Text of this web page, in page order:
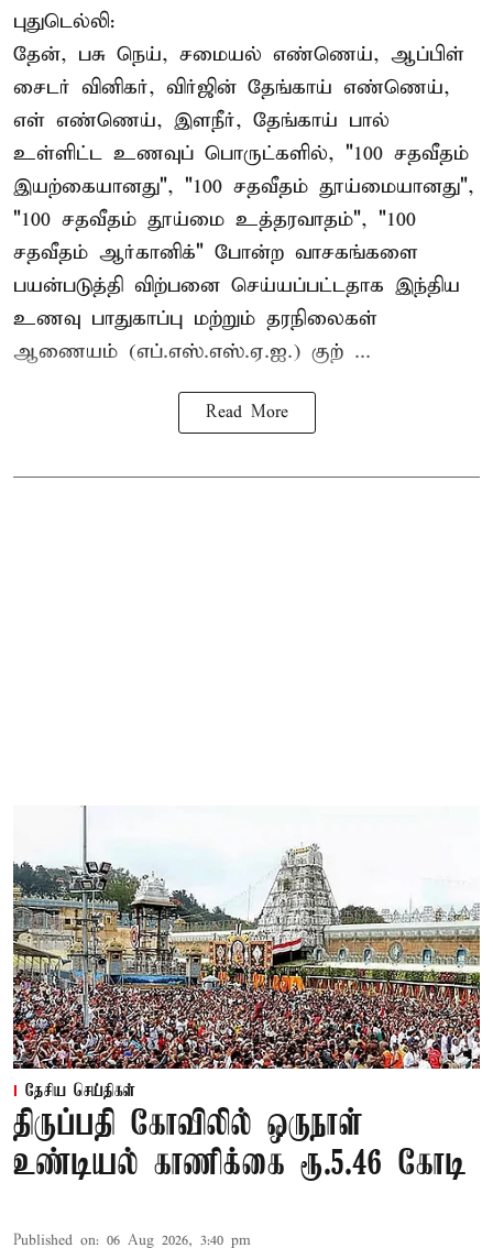
புதுடெல்லி:
தேன், பசு நெய், சமையல் எண்ணெய், ஆப்பிள்
சைடர் வினிகர், விர்ஜின் தேங்காய் எண்ணெய்,
எள் எண்ணெய், இளநீர், தேங்காய் பால்
உள்ளிட்ட உணவுப் பொருட்களில், "100 சதவீதம்
இயற்கையானது", "100 சதவீதம் தூய்மையானது",
"100 சதவீதம் தூய்மை உத்தரவாதம்", "100
சதவீதம் ஆர்கானிக்" போன்ற வாசகங்களை
பயன்படுத்தி விற்பனை செய்யப்பட்டதாக இந்திய
உணவு பாதுகாப்பு மற்றும் தரநிலைகள்
ஆணையம் (எப்.எஸ்.எஸ்.ஏ.ஐ.) குற் ...
Read More
தேசிய செய்திகள்
திருப்பதி கோவிலில் ஒருநாள்
உண்டியல் காணிக்கை ரூ.5.46 கோடி
Published on: 06 Aug 2026, 3:40 pm